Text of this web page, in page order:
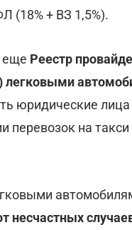
(18% + ВЗ 1,5%).
еще Реестр
легковыми
юридические
перевозок на
несчастных